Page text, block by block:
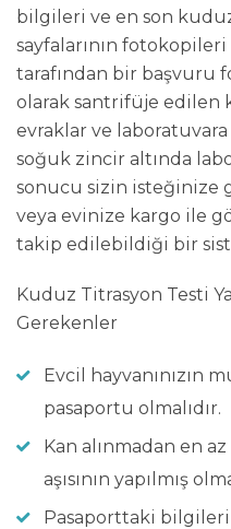
bilgileri ve en son
sayfalarının
tarafından bir başvuru
olarak santrifüje edilen
evraklar ve
soğuk zincir altında
sonucu sizin isteğinize
veya evinize kargo ile
takip edilebildiği bir
Kuduz Titrasyon Testi
Gerekenler
Evcil hayvanınızın
pasaportu olmalıdır.
Kan alınmadan en
aşısının yapılmış
Pasaporttaki